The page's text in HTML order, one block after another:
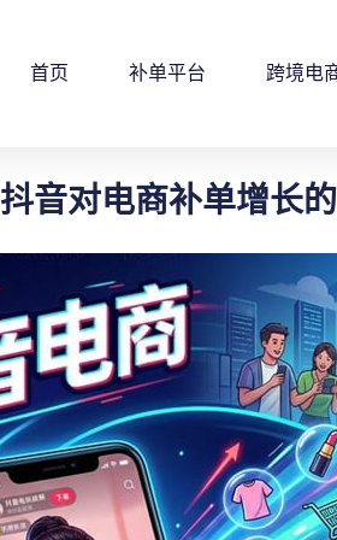
首页 补单平台 跨境电
抖音对电商补单增长